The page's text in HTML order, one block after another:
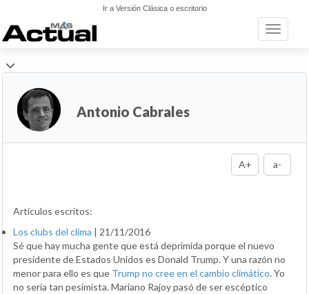
Ir a Versión Clásica o escritorio
Toggle
Antonio Cabrales
A+ a-
Artículos escritos:
Los clubs del clima | 21/11/2016
Sé que hay mucha gente que está deprimida porque el nuevo
presidente de Estados Unidos es Donald Trump. Y una razón no
menor para ello es que Trump no cree en el cambio climático. Yo
no sería tan pesimista. Mariano Rajoy pasó de ser escéptico